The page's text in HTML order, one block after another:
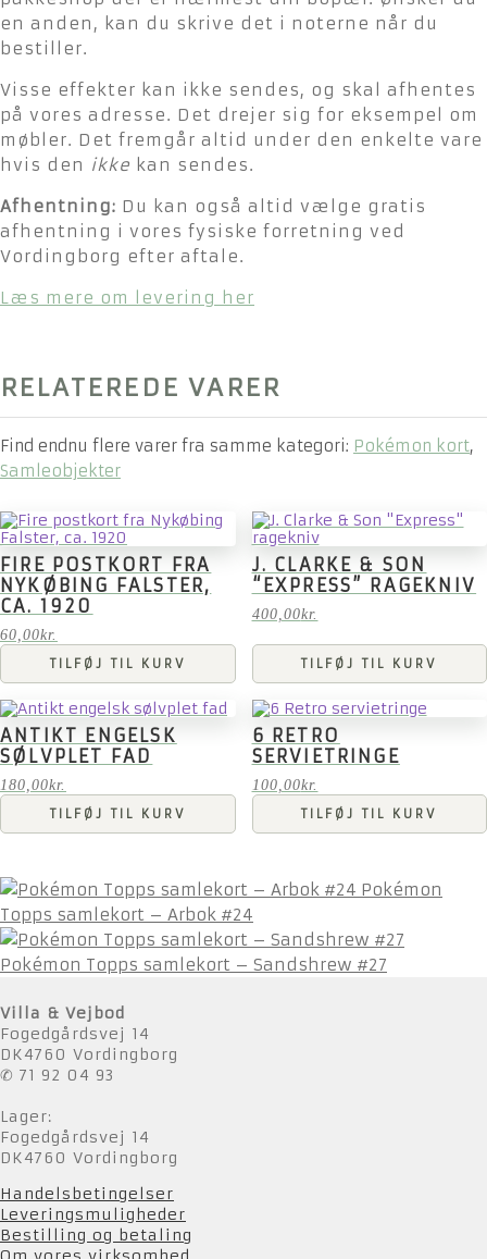
en anden, kan du skrive det i noterne når du
bestiller.
Visse effekter kan ikke sendes, og skal afhentes
på vores adresse. Det drejer sig for eksempel om
møbler. Det fremgår altid under den enkelte vare
hvis den ikke kan sendes.
Afhentning: Du kan også altid vælge gratis
afhentning i vores fysiske forretning ved
Vordingborg efter aftale.
Læs mere om levering her
RELATEREDE VARER
Find endnu flere varer fra samme kategori: Pokémon kort,
Samleobjekter
FIRE POSTKORT FRA
NYKØBING FALSTER,
CA. 1920
60,00kr.
TILFØJ TIL KURV
J. CLARKE & SON
“EXPRESS” RAGEKNIV
400,00kr.
TILFØJ TIL KURV
ANTIKT ENGELSK
SØLVPLET FAD
180,00kr.
TILFØJ TIL KURV
6 RETRO
SERVIETRINGE
100,00kr.
TILFØJ TIL KURV
Pokémon
Topps samlekort – Arbok #24
Pokémon Topps samlekort – Sandshrew #27
Villa & Vejbod
Fogedgårdsvej 14
DK4760 Vordingborg
✆ 71 92 04 93
Lager:
Fogedgårdsvej 14
DK4760 Vordingborg
Handelsbetingelser
Leveringsmuligheder
Bestilling og betaling